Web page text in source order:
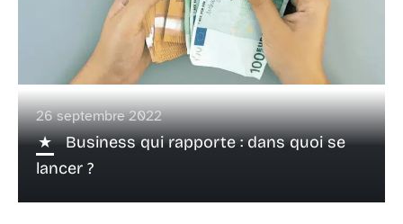
26 septembre 2022
Business qui rapporte : dans quoi se
lancer ?